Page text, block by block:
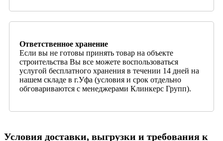
Ответственное хранение
Если вы не готовы принять товар на объекте
строительства Вы все можете воспользоваться
услугой бесплатного хранения в течении 14 дней на
нашем складе в г.Уфа (условия и срок отдельно
обговариваются с менеджерами Клинкерс Групп).
Условия доставки, выгрузки и требования к